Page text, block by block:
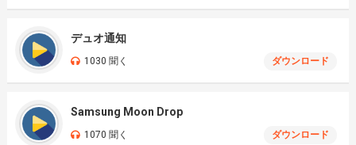
デュオ通知
1030 聞く ダウンロード
Samsung Moon Drop
1070 聞く ダウンロード